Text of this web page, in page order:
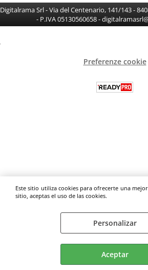
Este sitio utiliza cookies para ofrecerte una
sitio, aceptas el uso de las cookies.
Personalizar
Aceptar
Alimentazione
Digitalrama Srl - Via del Centenario, 141/143 -
- P.IVA 05130560658 -
Preferenze cookie